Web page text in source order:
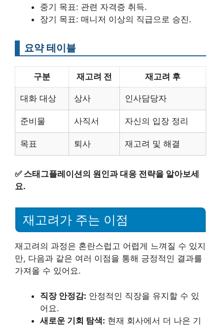
중기 목표: 관련 자격증 취득.
장기 목표: 매니저 이상의 직급으로 승진.
요약 테이블
구분 재고려 전 재고려 후
대화 대상 상사 인사담당자
준비물 사직서 자신의 입장 정리
목표 퇴사 재고려 및 해결
✅ 스태그플레이션의 원인과 대응 전략을 알아보세
요.
재고려가 주는 이점
재고려의 과정은 혼란스럽고 어렵게 느껴질 수 있지
만, 다음과 같은 여러 이점을 통해 긍정적인 결과를
가져올 수 있어요.
직장 안정감: 안정적인 직장을 유지할 수 있
어요.
새로운 기회 탐색: 현재 회사에서 더 나은 기